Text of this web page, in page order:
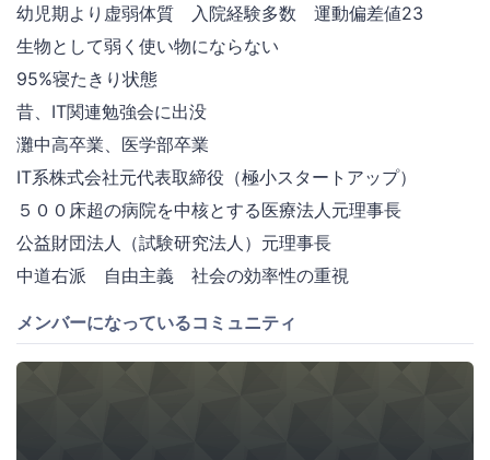
幼児期より虚弱体質 入院経験多数 運動偏差値23
生物として弱く使い物にならない
95%寝たきり状態
昔、IT関連勉強会に出没
灘中高卒業、医学部卒業
IT系株式会社元代表取締役（極小スタートアップ）
５００床超の病院を中核とする医療法人元理事長
公益財団法人（試験研究法人）元理事長
中道右派 自由主義 社会の効率性の重視
メンバーになっているコミュニティ